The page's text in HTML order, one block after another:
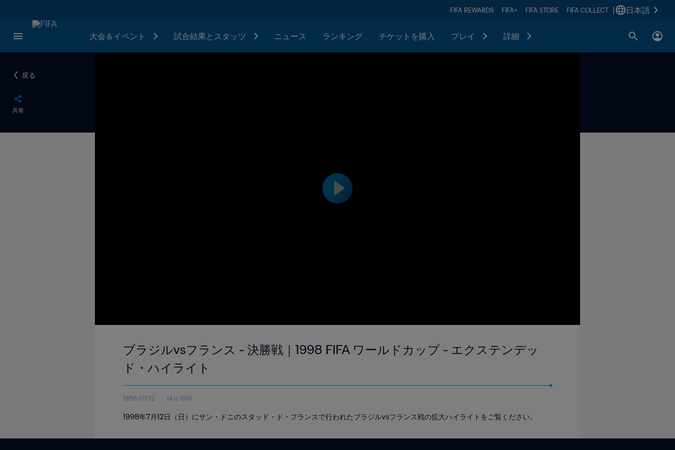
FIFA REWARDS FIFA+ FIFA STORE FIFA COLLECT 日本語
大会＆イベント 試合結果とスタッツ ニュース ランキング チケットを購入 プレイ 詳細
戻る
共有
ブラジルvsフランス - 決勝戦｜1998 FIFA ワールドカップ - エクステンデッ
ド・ハイライト
1998/07/12 14分 19秒
1998年7月12日（日）にサン・ドニのスタッド・ド・フランスで行われたブラジルvsフランス戦の拡大ハイライトをご覧ください。